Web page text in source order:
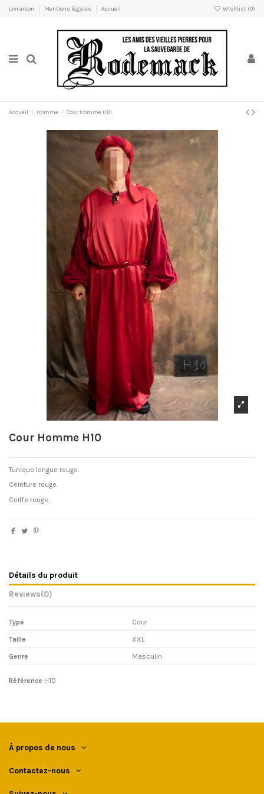
Livraison Mentions légales Accueil Wishlist (0)
Accueil Homme Cour Homme H10
Cour Homme H10
Tunique longue rouge.
Ceinture rouge.
Coiffe rouge.
Détails du produit
Reviews(0)
Type Cour
Taille XXL
Genre Masculin
Référence H10
À propos de nous
Contactez-nous